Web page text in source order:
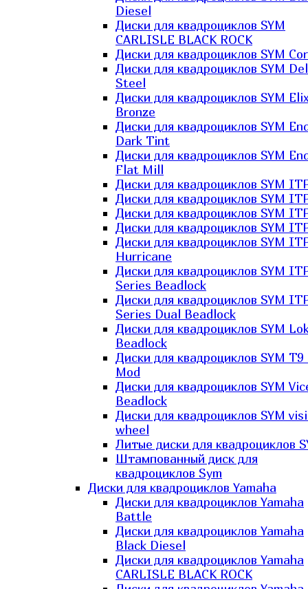
Diesel
Диски для квадроциклов SYM
CARLISLE BLACK ROCK
Диски для квадроциклов SYM
Диски для квадроциклов SYM
Steel
Диски для квадроциклов SYM
Bronze
Диски для квадроциклов SYM
Dark Tint
Диски для квадроциклов SYM
Flat Mill
Диски для квадроциклов SYM
Диски для квадроциклов SYM
Диски для квадроциклов SYM
Диски для квадроциклов SYM
Диски для квадроциклов SYM
Hurricane
Диски для квадроциклов SYM
Series Beadlock
Диски для квадроциклов SYM
Series Dual Beadlock
Диски для квадроциклов SYM
Beadlock
Диски для квадроциклов SYM T9
Mod
Диски для квадроциклов SYM
Beadlock
Диски для квадроциклов SYM
wheel
Литые диски для квадроциклов
Штампованный диск для
квадроциклов Sym
Диски для квадроциклов Yamaha
Диски для квадроциклов Yamaha
Battle
Диски для квадроциклов Yamaha
Black Diesel
Диски для квадроциклов Yamaha
CARLISLE BLACK ROCK